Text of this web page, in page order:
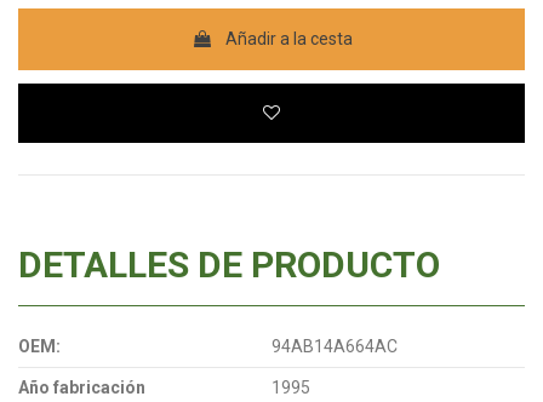
Añadir a la cesta
DETALLES DE PRODUCTO
OEM: 94AB14A664AC
Año fabricación 1995